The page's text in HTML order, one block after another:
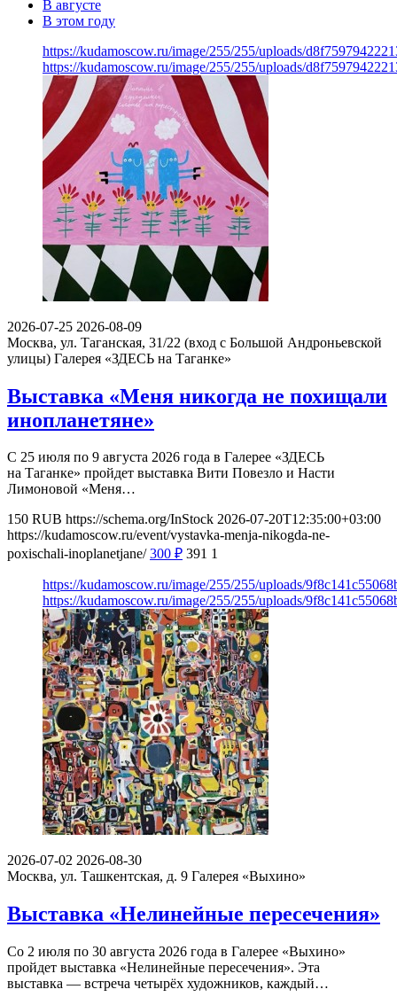
В августе
В этом году
https://kudamoscow.ru/image/255/255/uploads/
https://kudamoscow.ru/image/255/255/uploads/
2026-07-25 2026-08-09
Москва, ул. Таганская, 31/22 (вход с Большой Андроньевской
улицы) Галерея «ЗДЕСЬ на Таганке»
Выставка «Меня никогда не похищали
инопланетяне»
С 25 июля по 9 августа 2026 года в Галерее «ЗДЕСЬ
на Таганке» пройдет выставка Вити Повезло и Насти
Лимоновой «Меня…
150 RUB https://schema.org/InStock 2026-07-20T12:35:00+03:00
https://kudamoscow.ru/event/vystavka-menja-nikogda-ne-
poxischali-inoplanetjane/ 300 ₽ 391 1
https://kudamoscow.ru/image/255/255/uploads/
https://kudamoscow.ru/image/255/255/uploads/
2026-07-02 2026-08-30
Москва, ул. Ташкентская, д. 9 Галерея «Выхино»
Выставка «Нелинейные пересечения»
Со 2 июля по 30 августа 2026 года в Галерее «Выхино»
пройдет выставка «Нелинейные пересечения». Эта
выставка — встреча четырёх художников, каждый…